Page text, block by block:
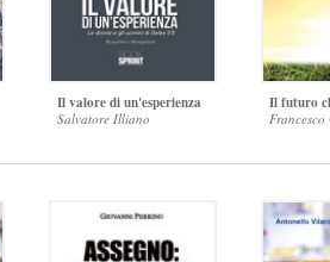
Il valore di un'esperienza
Salvatore Illiano
Il futuro